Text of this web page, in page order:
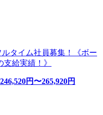
ルタイム社員募集！《ボー
給実績！》
246,520円〜265,920円